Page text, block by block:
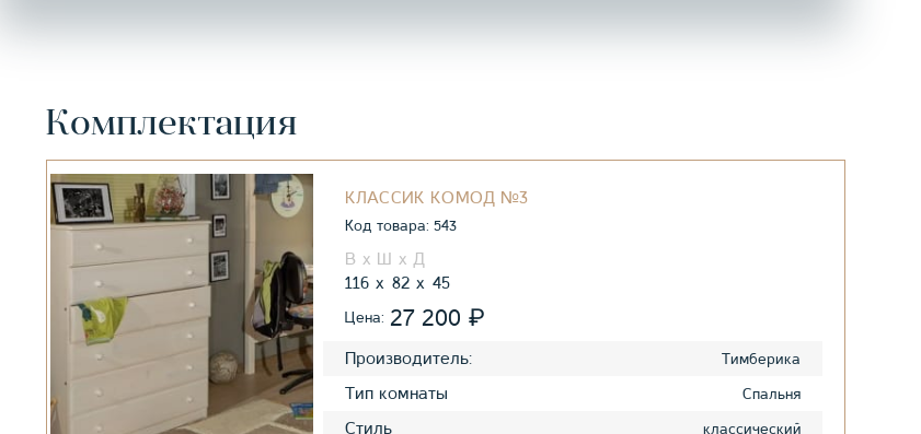
Комплектация
КЛАССИК КОМОД №3
Код товара: 543
116 82 45
Цена: 27 200 ₽
Производитель: Тимберика
Тип комнаты Спальня
Стиль классический